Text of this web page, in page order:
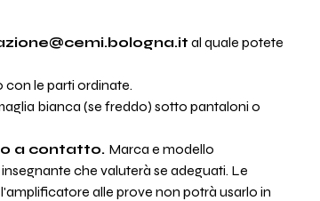
al quale potete
con le parti ordinate.
bianca (se freddo) sotto pantaloni o
a contatto. Marca e modello
che valuterà se adeguati. Le
alle prove non potrà usarlo in